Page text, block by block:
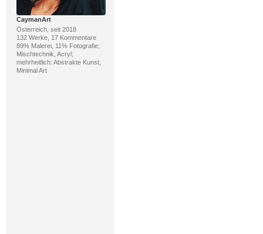
CaymanArt
Österreich, seit 2018
132 Werke, 17 Kommentare
89% Malerei, 11% Fotografie;
Mischtechnik, Acryl;
mehrheitlich: Abstrakte Kunst,
Minimal Art